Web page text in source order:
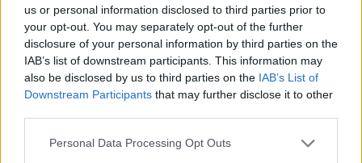
us or personal information disclosed to third parties prior to
your opt-out. You may separately opt-out of the further
disclosure of your personal information by third parties on the
IAB’s list of downstream participants. This information may
also be disclosed by us to third parties on the IAB’s List of
Downstream Participants that may further disclose it to other
Personal Data Processing Opt Outs
¿Ya estás notando contracciones? ¿Te sientes
increíblemente pesada? Es normal, estando
embarazada de 34 semanas. ¡Te presentamos el Dibu
34 del embarazo! Un video sobre las aventuras de un
embarazo. ¡Mira el video, porque estamos seguros de
que te vas a sentir identificada con muchas
situaciones!